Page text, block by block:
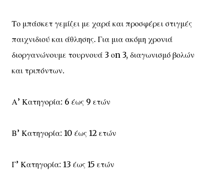
Το μπάσκετ γεμίζει με χαρά και προσφέρει στιγμές
παιχνιδιού και άθλησης. Για μια ακόμη χρονιά
διοργανώνουμε τουρνουά 3 οn 3, διαγωνισμό βολών
και τριπόντων.
Α’ Κατηγορία: 6 έως 9 ετών
Β’ Κατηγορία: 10 έως 12 ετών
Γ’ Κατηγορία: 13 έως 15 ετών